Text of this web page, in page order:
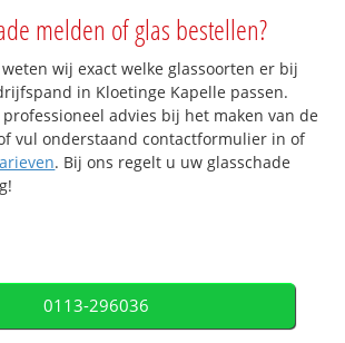
melden of glas bestellen?
wij exact welke glassoorten er bij
in Kloetinge Kapelle passen.
advies bij het maken van de
vul onderstaand contactformulier in of
. Bij ons regelt u uw glasschade
0113-296036